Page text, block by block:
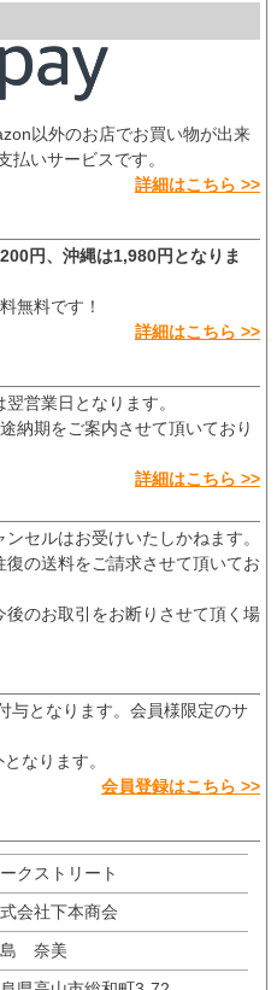
以外のお店でお買い物が出来
払いサービスです。
詳細はこちら >>
円、沖縄は1,980円となりま
無料です！
詳細はこちら >>
営業日となります。
納期をご案内させて頂いており
詳細はこちら >>
セルはお受けいたしかねます。
の送料をご請求させて頂いてお
のお取引をお断りさせて頂く場
与となります。会員様限定のサ
なります。
会員登録はこちら >>
クストリート
会社下本商会
奈美